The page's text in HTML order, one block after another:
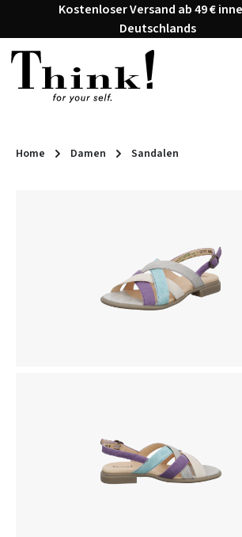
Hauptinhalt springen
Zur Suche springen
Zur Hauptnavigation springen
Kostenloser Versand ab 49 €
Deutschlands
Home Damen Sandalen